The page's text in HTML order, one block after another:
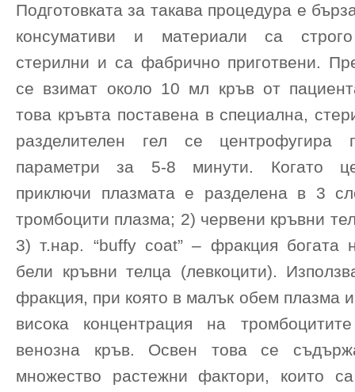
Подготовката за такава процедура е
консумативи и материали са
стерилни и са фабрично приготвени.
се взимат около 10 мл кръв от
това кръвта поставена в специална,
разделителен гел се центрофугира
параметри за 5-8 минути. Когато
приключи плазмата е разделена в 3
тромбоцити плазма; 2) червени кръвни
3) т.нар. “buffy coat” – фракция богата
бели кръвни телца (левкоцити).
фракция, при която в малък обем плазма
висока концентрация на
венозна кръв. Освен това се
множество растежни фактори, които